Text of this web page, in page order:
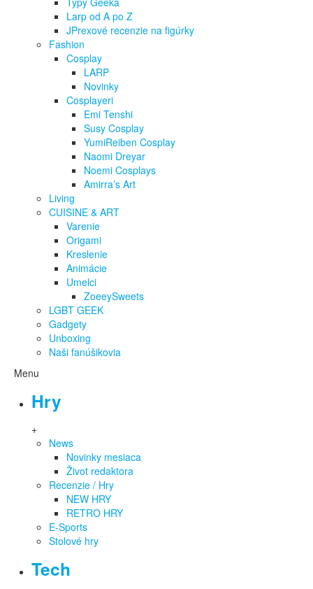
Larp od A po Z
JPrexové recenzie na figúrky
Fashion
Cosplay
LARP
Novinky
Cosplayeri
Emi Tenshi
Susy Cosplay
YumiReiben Cosplay
Naomi Dreyar
Noemi Cosplays
Amirra’s Art
Living
CUISINE & ART
Varenie
Origami
Kreslenie
Animácie
Umelci
ZoeeySweets
LGBT GEEK
Gadgety
Unboxing
Naši fanúšikovia
Menu
Hry
+
News
Novinky mesiaca
Život redaktora
Recenzie / Hry
NEW HRY
RETRO HRY
E-Sports
Stolové hry
Tech